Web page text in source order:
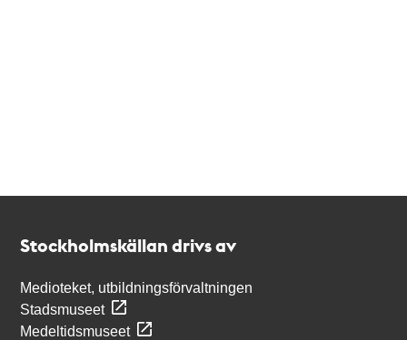
Stockholmskällan drivs av
Medioteket, utbildningsförvaltningen
Stadsmuseet
Medeltidsmuseet